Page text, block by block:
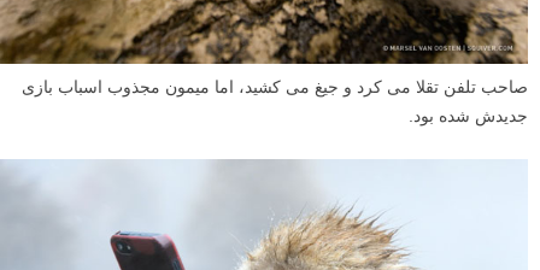
صاحب تلفن تقلا می کرد و جیغ می کشید، اما میمون مجذوب اسباب بازی
جدیدش شده بود.